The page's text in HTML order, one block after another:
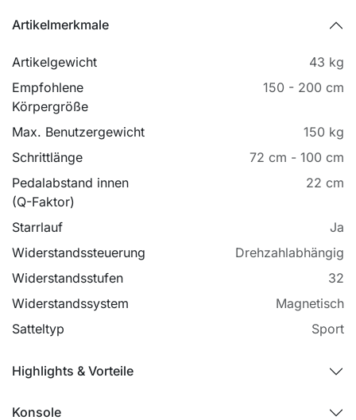
Artikelmerkmale
Artikelgewicht
43 kg
Empfohlene
Körpergröße
150 - 200 cm
Max. Benutzergewicht
150 kg
Schrittlänge
72 cm - 100 cm
Pedalabstand innen
(Q-Faktor)
22 cm
Starrlauf
Ja
Widerstandssteuerung
Drehzahlabhängig
Widerstandsstufen
32
Widerstandssystem
Magnetisch
Satteltyp
Sport
Highlights & Vorteile
Konsole